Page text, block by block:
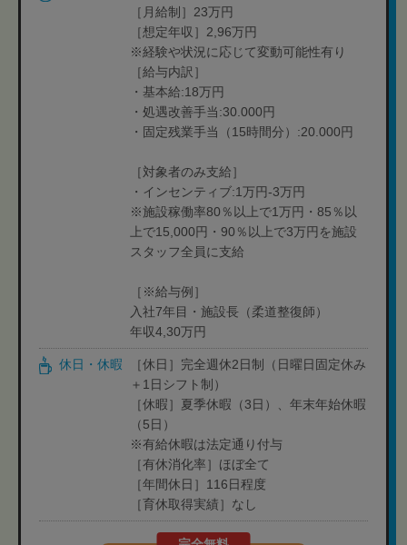
［月給制］23万円
［想定年収］2,96万円
※経験や状況に応じて変動可能性有り
［給与内訳］
・基本給:18万円
・処遇改善手当:30.000円
・固定残業手当（15時間分）:20.000円
［対象者のみ支給］
・インセンティブ:1万円-3万円
※施設稼働率80％以上で1万円・85％以
上で15,000円・90％以上で3万円を施設
スタッフ全員に支給
［※給与例］
入社7年目・施設長（柔道整復師）
年収4,30万円
休日・休暇
［休日］完全週休2日制（日曜日固定休み
＋1日シフト制）
［休暇］夏季休暇（3日）、年末年始休暇
（5日）
※有給休暇は法定通り付与
［有休消化率］ほぼ全て
［年間休日］116日程度
［育休取得実績］なし